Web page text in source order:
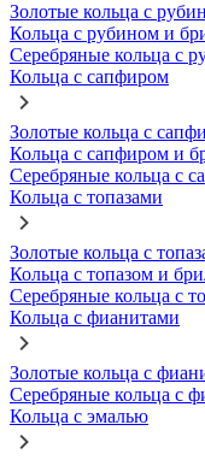
Золотые кольца с
Кольца с рубином и
Серебряные кольца с
Кольца с сапфиром
Золотые кольца с
Кольца с сапфиром и
Серебряные кольца с
Кольца с топазами
Золотые кольца с
Кольца с топазом и
Серебряные кольца с
Кольца с фианитами
Золотые кольца с
Серебряные кольца с
Кольца с эмалью